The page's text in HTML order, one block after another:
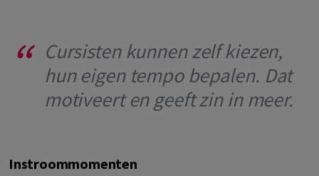
Cursisten kunnen zelf kiezen,
hun eigen tempo bepalen. Dat
motiveert en geeft zin in meer.
Instroommomenten